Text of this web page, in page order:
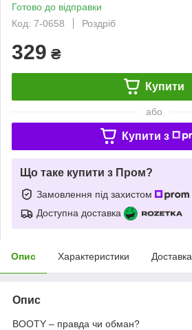
Готово до відправки
Код: 7-0658
Роздріб
329 ₴
Купити
або
Купити з
Що таке купити з Пром?
Замовлення під захистом
Доступна доставка
Опис Характеристики Доставка
Опис
BOOTY – правда чи обман?